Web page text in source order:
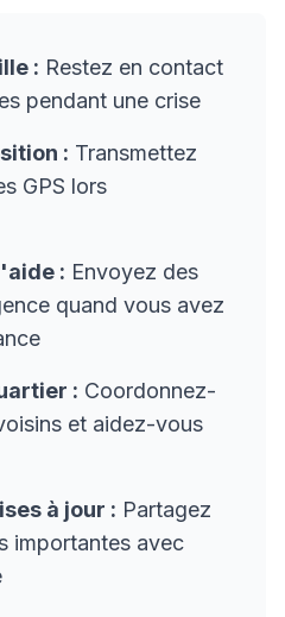
: Restez en contact
pendant une crise
: Transmettez
GPS lors
: Envoyez des
quand vous avez
: Coordonnez-
et aidez-vous
à jour : Partagez
importantes avec